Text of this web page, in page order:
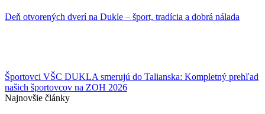
Deň otvorených dverí na Dukle – šport, tradícia a dobrá nálada
Športovci VŠC DUKLA smerujú do Talianska: Kompletný prehľad
našich športovcov na ZOH 2026
Najnovšie články